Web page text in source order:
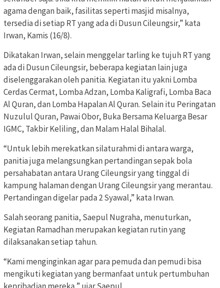
agama dengan baik, fasilitas seperti masjid misalnya,
tersedia di setiap RT yang ada di Dusun Cileungsir,” kata
Irwan, Kamis (16/8).
Dikatakan Irwan, selain menggelar tarling ke tujuh RT yang
ada di Dusun Cileungsir, beberapa kegiatan lain juga
diselenggarakan oleh panitia. Kegiatan itu yakni Lomba
Cerdas Cermat, Lomba Adzan, Lomba Kaligrafi, Lomba Baca
Al Quran, dan Lomba Hapalan Al Quran. Selain itu Peringatan
Nuzulul Quran, Pawai Obor, Buka Bersama Keluarga Besar
IGMC, Takbir Keliling, dan Malam Halal Bihalal.
“Untuk lebih merekatkan silaturahmi di antara warga,
panitia juga melangsungkan pertandingan sepak bola
persahabatan antara Urang Cileungsir yang tinggal di
kampung halaman dengan Urang Cileungsir yang merantau.
Pertandingan digelar pada 2 Syawal,” kata Irwan.
Salah seorang panitia, Saepul Nugraha, menuturkan,
Kegiatan Ramadhan merupakan kegiatan rutin yang
dilaksanakan setiap tahun.
“Kami menginginkan agar para pemuda dan pemudi bisa
mengikuti kegiatan yang bermanfaat untuk pertumbuhan